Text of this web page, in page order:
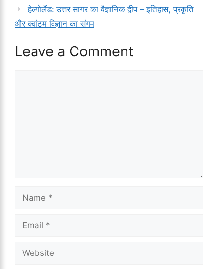
हेल्गोलैंड: उत्तर सागर का वैज्ञानिक द्वीप – इतिहास, प्रकृति
और क्वांटम विज्ञान का संगम
Leave a Comment
Name
Email
Website